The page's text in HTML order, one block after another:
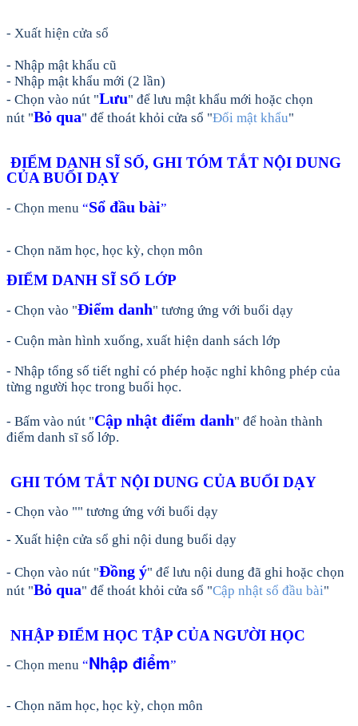
- Xuất hiện cửa sổ
- Nhập mật khẩu cũ
- Nhập mật khẩu mới (2 lần)
- Chọn vào nút "Lưu" để lưu mật khẩu mới hoặc chọn
nút "Bỏ qua" để thoát khỏi cửa sổ "Đổi mật khẩu"
ĐIỂM DANH SĨ SỐ, GHI TÓM TẮT NỘI DUNG
CỦA BUỔI DẠY
- Chọn menu “Sổ đầu bài”
- Chọn năm học, học kỳ, chọn môn
ĐIỂM DANH SĨ SỐ LỚP
- Chọn vào "Điểm danh" tương ứng với buổi dạy
- Cuộn màn hình xuống, xuất hiện danh sách lớp
- Nhập tổng số tiết nghỉ có phép hoặc nghỉ không phép của
từng người học trong buổi học.
- Bấm vào nút "Cập nhật điểm danh" để hoàn thành
điểm danh sĩ số lớp.
GHI TÓM TẮT NỘI DUNG CỦA BUỔI DẠY
- Chọn vào "" tương ứng với buổi dạy
- Xuất hiện cửa sổ ghi nội dung buổi dạy
- Chọn vào nút "Đồng ý" để lưu nội dung đã ghi hoặc chọn
nút "Bỏ qua" để thoát khỏi cửa sổ "Cập nhật sổ đầu bài"
NHẬP ĐIỂM HỌC TẬP CỦA NGƯỜI HỌC
- Chọn menu “Nhập điểm”
- Chọn năm học, học kỳ, chọn môn